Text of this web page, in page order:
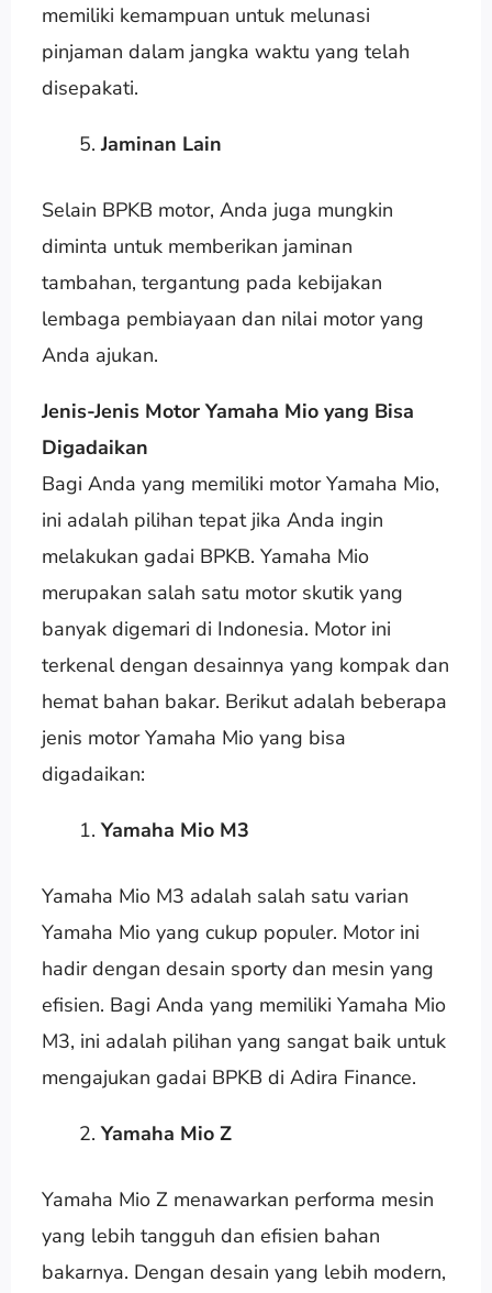
memiliki kemampuan untuk melunasi
pinjaman dalam jangka waktu yang telah
disepakati.
Jaminan Lain
Selain BPKB motor, Anda juga mungkin
diminta untuk memberikan jaminan
tambahan, tergantung pada kebijakan
lembaga pembiayaan dan nilai motor yang
Anda ajukan.
Jenis-Jenis Motor Yamaha Mio yang Bisa
Digadaikan
Bagi Anda yang memiliki motor Yamaha Mio,
ini adalah pilihan tepat jika Anda ingin
melakukan gadai BPKB. Yamaha Mio
merupakan salah satu motor skutik yang
banyak digemari di Indonesia. Motor ini
terkenal dengan desainnya yang kompak dan
hemat bahan bakar. Berikut adalah beberapa
jenis motor Yamaha Mio yang bisa
digadaikan:
Yamaha Mio M3
Yamaha Mio M3 adalah salah satu varian
Yamaha Mio yang cukup populer. Motor ini
hadir dengan desain sporty dan mesin yang
efisien. Bagi Anda yang memiliki Yamaha Mio
M3, ini adalah pilihan yang sangat baik untuk
mengajukan gadai BPKB di Adira Finance.
Yamaha Mio Z
Yamaha Mio Z menawarkan performa mesin
yang lebih tangguh dan efisien bahan
bakarnya. Dengan desain yang lebih modern,